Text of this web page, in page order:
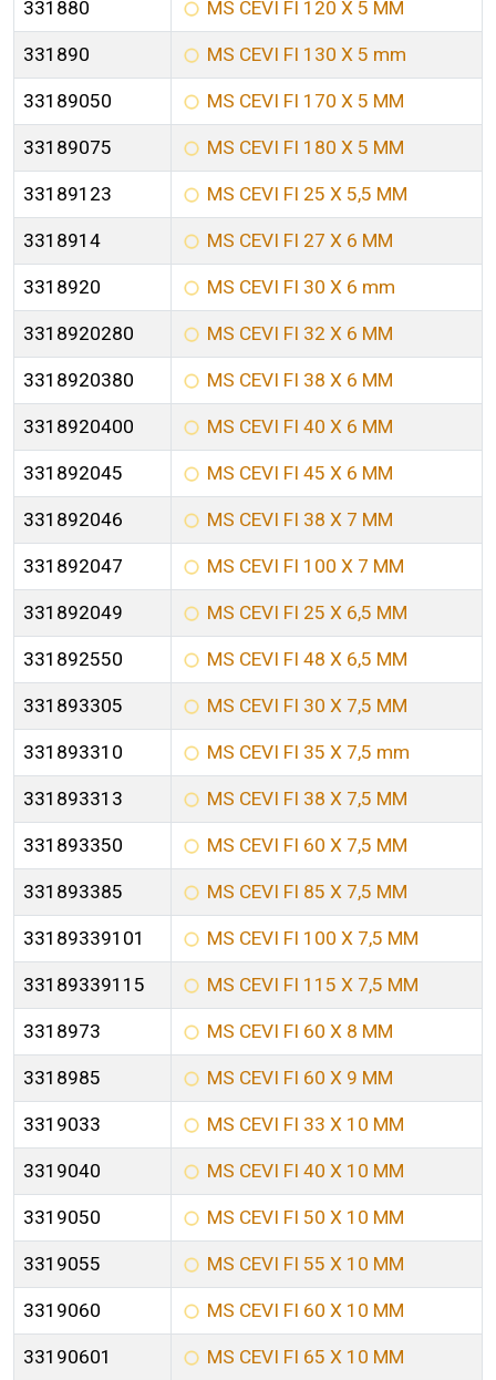
331880 MS CEVI FI 120 X 5 MM
331890 MS CEVI FI 130 X 5 mm
33189050 MS CEVI FI 170 X 5 MM
33189075 MS CEVI FI 180 X 5 MM
33189123 MS CEVI FI 25 X 5,5 MM
3318914 MS CEVI FI 27 X 6 MM
3318920 MS CEVI FI 30 X 6 mm
3318920280 MS CEVI FI 32 X 6 MM
3318920380 MS CEVI FI 38 X 6 MM
3318920400 MS CEVI FI 40 X 6 MM
331892045 MS CEVI FI 45 X 6 MM
331892046 MS CEVI FI 38 X 7 MM
331892047 MS CEVI FI 100 X 7 MM
331892049 MS CEVI FI 25 X 6,5 MM
331892550 MS CEVI FI 48 X 6,5 MM
331893305 MS CEVI FI 30 X 7,5 MM
331893310 MS CEVI FI 35 X 7,5 mm
331893313 MS CEVI FI 38 X 7,5 MM
331893350 MS CEVI FI 60 X 7,5 MM
331893385 MS CEVI FI 85 X 7,5 MM
33189339101 MS CEVI FI 100 X 7,5 MM
33189339115 MS CEVI FI 115 X 7,5 MM
3318973 MS CEVI FI 60 X 8 MM
3318985 MS CEVI FI 60 X 9 MM
3319033 MS CEVI FI 33 X 10 MM
3319040 MS CEVI FI 40 X 10 MM
3319050 MS CEVI FI 50 X 10 MM
3319055 MS CEVI FI 55 X 10 MM
3319060 MS CEVI FI 60 X 10 MM
33190601 MS CEVI FI 65 X 10 MM